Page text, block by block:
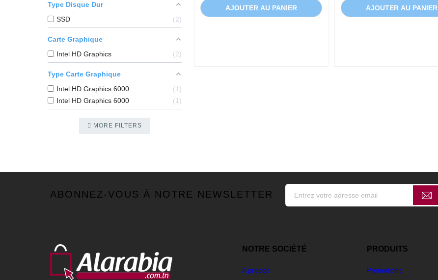
Type Disque Dur
SSD
2
Carte Graphique
Intel HD Graphics
2
Type Carte Graphique
Intel HD Graphics 6000
1
Intel HD Graphics 6000
1
MORE FILTERS
AJOUTER AU PANIER AJOUTER AU PANIER
ABONNEZ-VOUS À NOTRE NEWSLETTER
NOTRE SOCIÉTÉ
A propos
PRODUITS
Promotions